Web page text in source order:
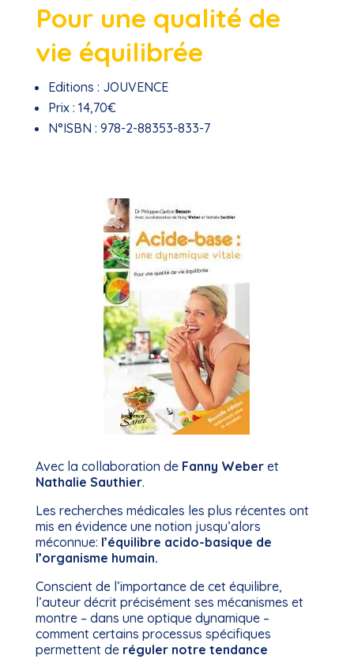
Pour une qualité de
vie équilibrée
Editions : JOUVENCE
Prix : 14,70€
N°ISBN : 978-2-88353-833-7
Avec la collaboration de Fanny Weberet
Nathalie Sauthier.
Les recherches médicales les plus récentes ont
mis en évidence une notion jusqu’alors
méconnue: l’équilibre acido-basique de
l’organisme humain.
Conscient de l’importance de cet équilibre,
l’auteur décrit précisément ses mécanismes et
montre – dans une optique dynamique –
comment certains processus spécifiques
permettent de réguler notre tendance